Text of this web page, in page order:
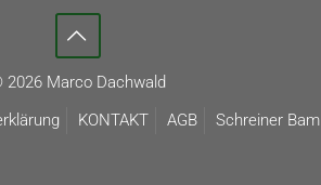
2026 Marco Dachwald
KONTAKT AGB Schreiner